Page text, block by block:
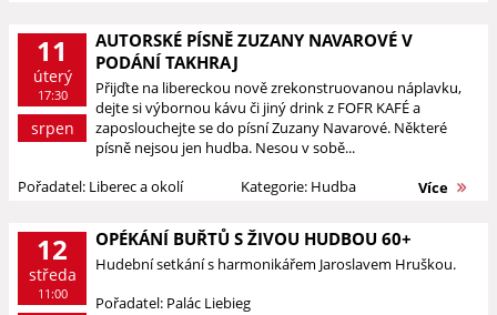
11
úterý
17:30
srpen
AUTORSKÉ PÍSNĚ ZUZANY NAVAROVÉ V
PODÁNÍ TAKHRAJ
Přijďte na libereckou nově zrekonstruovanou náplavku,
dejte si výbornou kávu či jiný drink z FOFR KAFÉ a
zaposlouchejte se do písní Zuzany Navarové. Některé
písně nejsou jen hudba. Nesou v sobě...
Pořadatel: Liberec a okolí
Kategorie: Hudba Více
12
středa
11:00
OPÉKÁNÍ BUŘTŮ S ŽIVOU HUDBOU 60+
Hudební setkání s harmonikářem Jaroslavem Hruškou.
Pořadatel: Palác Liebieg